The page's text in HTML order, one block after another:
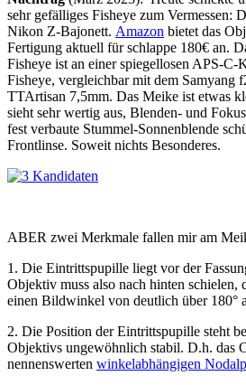
sehr gefälliges Fisheye zum Vermessen:
Nikon Z-Bajonett. Amazon bietet das
Fertigung aktuell für schlappe 180€ an.
Fisheye ist an einer spiegellosen APS-C-
Fisheye, vergleichbar mit dem Samyang
TTArtisan 7,5mm. Das Meike ist etwas
sieht sehr wertig aus, Blenden- und
fest verbaute Stummel-Sonnenblende
Frontlinse. Soweit nichts Besonderes.
ABER zwei Merkmale fallen mir am
1. Die Eintrittspupille liegt vorder
Objektiv muss also nach hinten schielen,
einen Bildwinkel von deutlich über 180°
2. Die Position der Eintrittspupille steht
Objektivs ungewöhnlich stabil. D.h. das
nennenswerten winkelabhängigen